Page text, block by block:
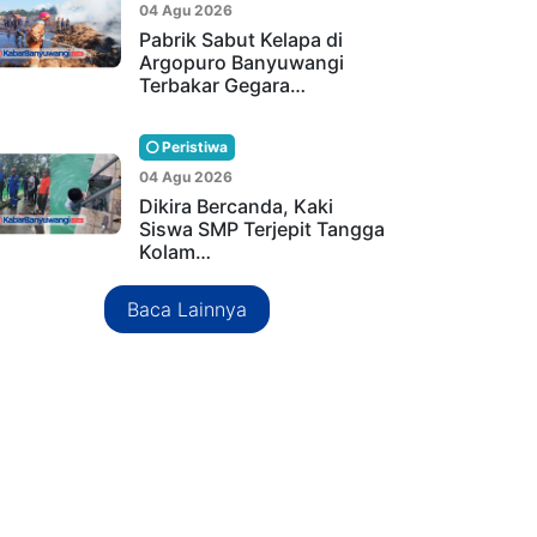
04 Agu 2026
Pabrik Sabut Kelapa di
Argopuro Banyuwangi
Terbakar Gegara…
Peristiwa
04 Agu 2026
Dikira Bercanda, Kaki
Siswa SMP Terjepit Tangga
Kolam…
Baca Lainnya